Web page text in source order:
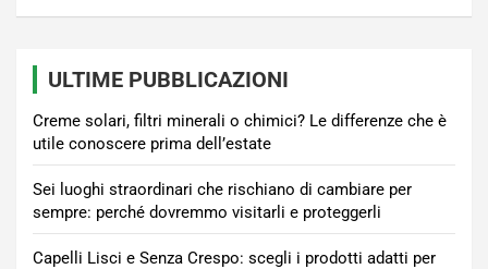
ULTIME PUBBLICAZIONI
Creme solari, filtri minerali o chimici? Le differenze che è
utile conoscere prima dell’estate
Sei luoghi straordinari che rischiano di cambiare per
sempre: perché dovremmo visitarli e proteggerli
Capelli Lisci e Senza Crespo: scegli i prodotti adatti per